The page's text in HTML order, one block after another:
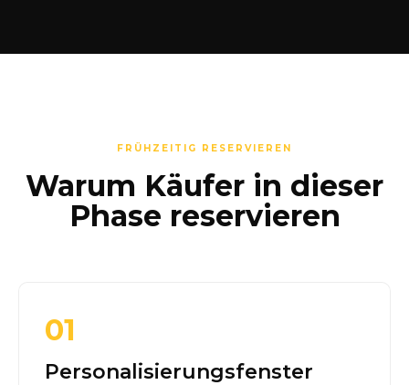
FRÜHZEITIG RESERVIEREN
Warum Käufer in dieser
Phase reservieren
01
Personalisierungsfenster